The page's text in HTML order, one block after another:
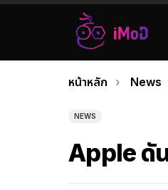
เรื่อง
ล่าสุด
คุณอยู่ที่นี่:
หน้าหลัก News
NEWS
Apple ดั